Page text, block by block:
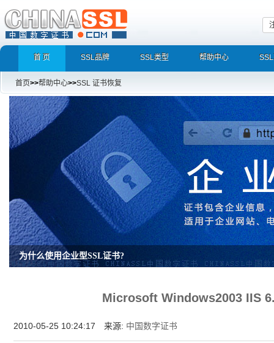
首 页 SSL品牌 SSL类型 帮助中心
首页>>帮助中心>>SSL 证书恢复
增强型证书EV SSL，完美支持地址栏显示中文企业名称
Microsoft Windows2003 IIS
2010-05-25 10:24:17 来源: 中国数字证书